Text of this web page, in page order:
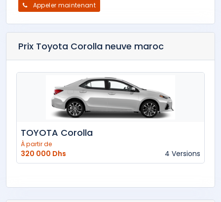
Appeler maintenant
Prix Toyota Corolla neuve maroc
TOYOTA Corolla
À partir de
320 000 Dhs 4 Versions